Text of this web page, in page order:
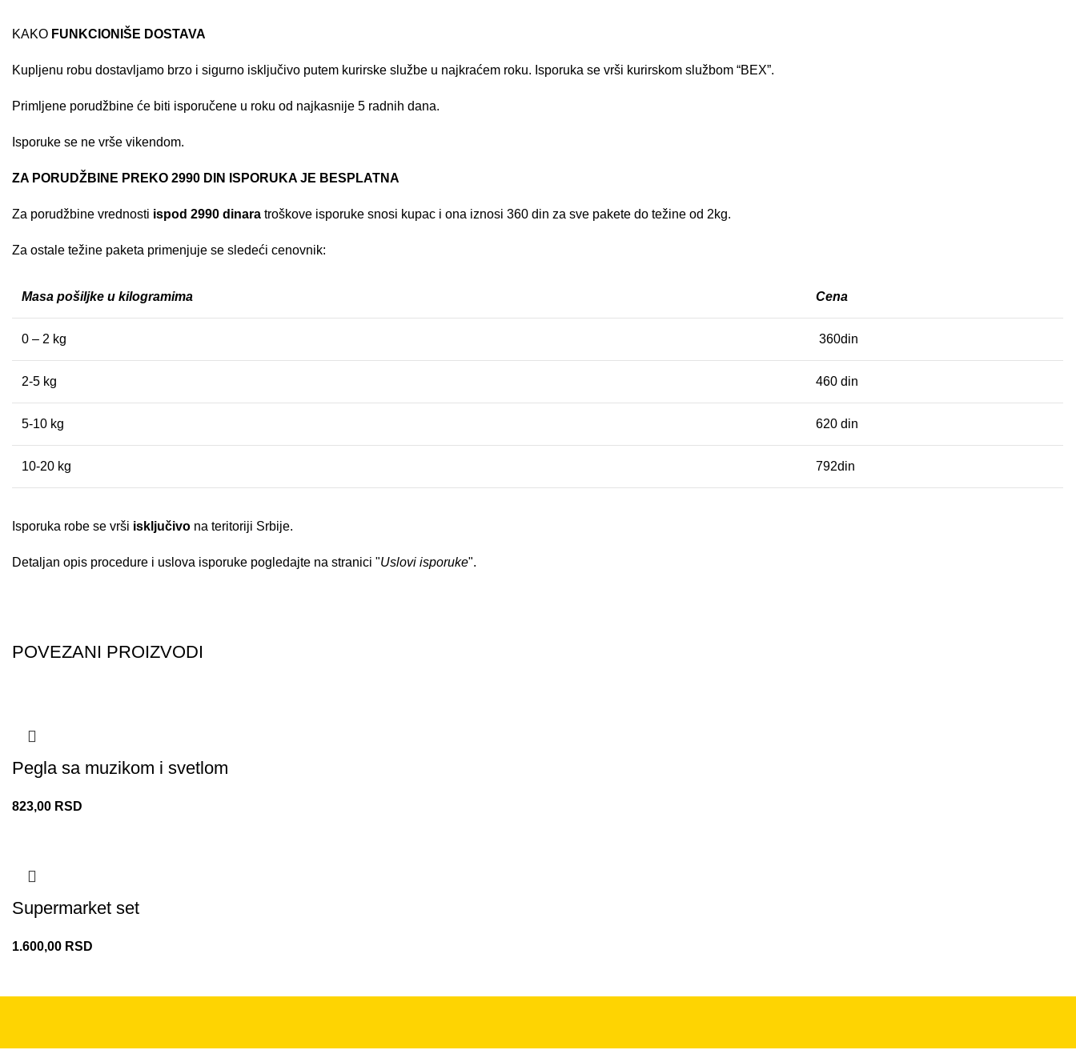
KAKO FUNKCIONIŠE DOSTAVA
Kupljenu robu dostavljamo brzo i sigurno isključivo putem kurirske službe u najkraćem roku. Isporuka se vrši kurirskom službom “BEX”.
Primljene porudžbine će biti isporučene u roku od najkasnije 5 radnih dana.
Isporuke se ne vrše vikendom.
ZA PORUDŽBINE PREKO 2990 DIN ISPORUKA JE BESPLATNA
Za porudžbine vrednosti ispod 2990 dinara troškove isporuke snosi kupac i ona iznosi 360 din za sve pakete do težine od 2kg.
Za ostale težine paketa primenjuje se sledeći cenovnik:
Masa pošiljke u kilogramima Cena
0 – 2 kg 360din
2-5 kg 460 din
5-10 kg 620 din
10-20 kg 792din
Isporuka robe se vrši isključivo na teritoriji Srbije.
Detaljan opis procedure i uslova isporuke pogledajte na stranici "Uslovi isporuke".
POVEZANI PROIZVODI
Pegla sa muzikom i svetlom
823,00 RSD
Supermarket set
1.600,00 RSD